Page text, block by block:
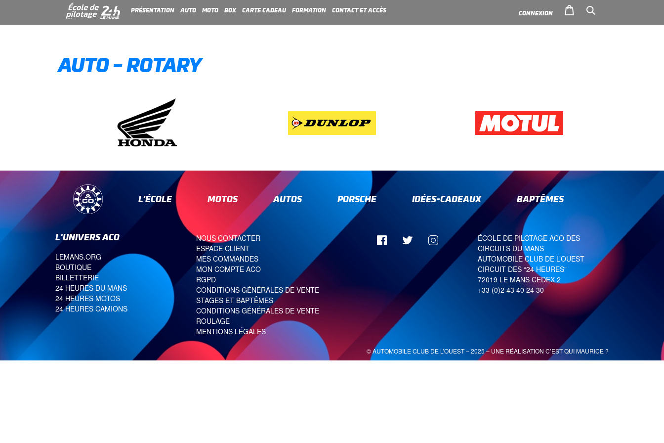
PRÉSENTATION AUTO MOTO BOX CARTE CADEAU FORMATION CONTACT ET ACCÈS CONNEXION
AUTO – ROTARY
L’ÉCOLE MOTOS AUTOS PORSCHE IDÉES-CADEAUX BAPTÊMES
L'UNIVERS ACO
LEMANS.ORG
BOUTIQUE
BILLETTERIE
24 HEURES DU MANS
24 HEURES MOTOS
24 HEURES CAMIONS
NOUS CONTACTER
ESPACE CLIENT
MES COMMANDES
MON COMPTE ACO
RGPD
CONDITIONS GÉNÉRALES DE VENTE
STAGES ET BAPTÊMES
CONDITIONS GÉNÉRALES DE VENTE
ROULAGE
MENTIONS LÉGALES
ÉCOLE DE PILOTAGE ACO DES
CIRCUITS DU MANS
AUTOMOBILE CLUB DE L’OUEST
CIRCUIT DES “24 HEURES”
72019 LE MANS CEDEX 2
+33 (0)2 43 40 24 30
© AUTOMOBILE CLUB DE L’OUEST – 2025 – UNE RÉALISATION C’EST QUI MAURICE ?